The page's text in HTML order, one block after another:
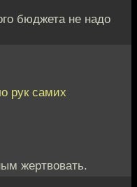
бюджета не надо
рук самих
жертвовать.